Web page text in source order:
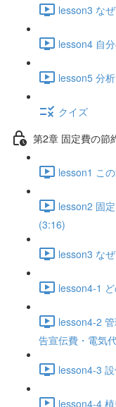
lesson3 な
lesson4 自
lesson5 分
クイズ
第2章 固定費の節
lesson1 こ
lesson2 固
(3:16)
lesson3 な
lesson4-1
lesson4-2
告宣伝費・電気
lesson4-3
lesson4-4